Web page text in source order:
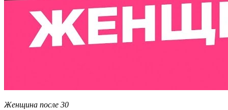
Женщина после 30